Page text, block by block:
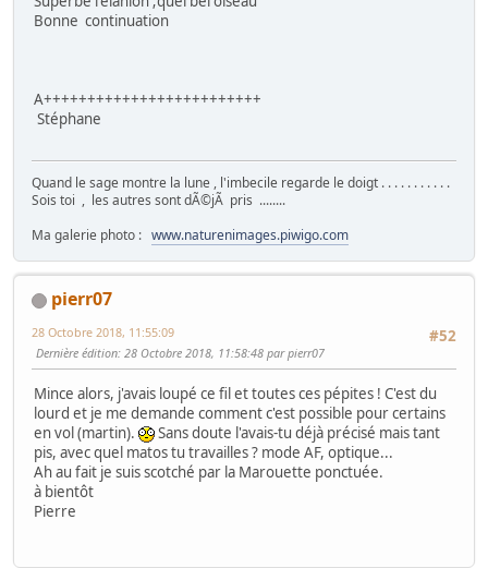
Bonne continuation
A+++++++++++++++++++++++++
Stéphane
Quand le sage montre la lune , l'imbecile regarde le doigt . . . . . . . . . . .
Sois toi , les autres sont dÃ©jÃ pris ........
Ma galerie photo : www.naturenimages.piwigo.com
pierr07
#52
28 Octobre 2018, 11:55:09
Dernière édition: 28 Octobre 2018, 11:58:48 par pierr07
Mince alors, j'avais loupé ce fil et toutes ces pépites ! C'est du
lourd et je me demande comment c'est possible pour certains
en vol (martin).
Sans doute l'avais-tu déjà précisé mais tant
pis, avec quel matos tu travailles ? mode AF, optique...
Ah au fait je suis scotché par la Marouette ponctuée.
à bientôt
Pierre